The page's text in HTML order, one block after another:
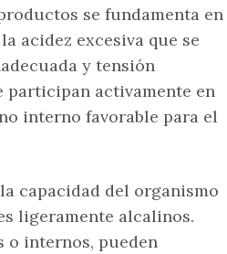
se fundamenta en
acidez excesiva que se
y tensión
participan activamente en
interno favorable para el
capacidad del organismo
ligeramente alcalinos.
o internos, pueden